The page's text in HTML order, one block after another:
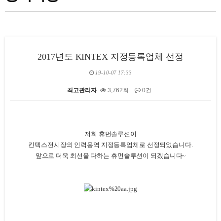
2017년도 KINTEX 지정등록업체 선정
19-10-07 17:33
최고관리자 3,762회 0건
저희 휴먼솔루션이
킨텍스전시장의 인력용역 지정등록업체로 선정되었습니다.
앞으로 더욱 최선을 다하는 휴먼솔루션이 되겠습니다~